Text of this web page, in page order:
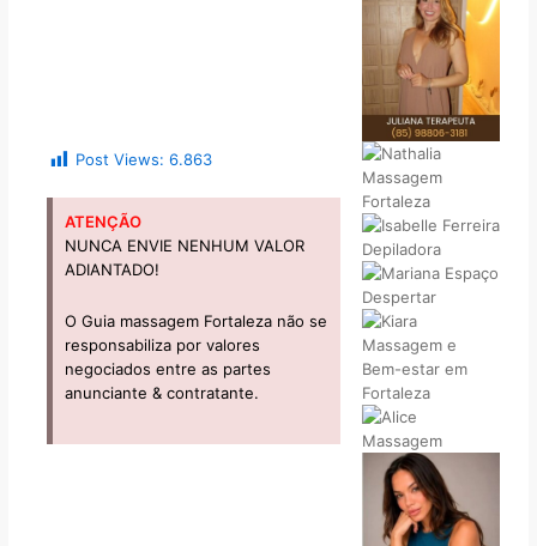
Post Views: 6.863
ATENÇÃO
NUNCA ENVIE NENHUM VALOR
ADIANTADO!
O Guia massagem Fortaleza não se
responsabiliza por valores
negociados entre as partes
anunciante & contratante.